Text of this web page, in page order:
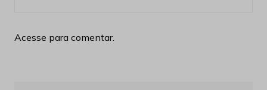
Acesse para comentar.